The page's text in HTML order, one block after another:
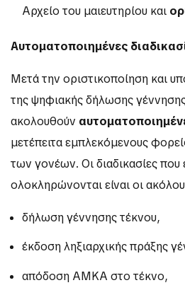
Αρχείο του μαιευτηρίου και
Αυτοματοποιημένες
Μετά την οριστικοποίηση και
της ψηφιακής δήλωσης
ακολουθούν
μετέπειτα εμπλεκόμενους
των γονέων. Οι διαδικασίες που
ολοκληρώνονται είναι οι
δήλωση γέννησης τέκνου,
έκδοση ληξιαρχικής πράξης
απόδοση ΑΜΚΑ στο τέκνο,